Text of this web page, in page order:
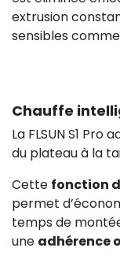
extrusion
sensibles
Chauffe
La FLSUN S1
du plateau à la
Cette fonction
permet
temps de
une adhérence